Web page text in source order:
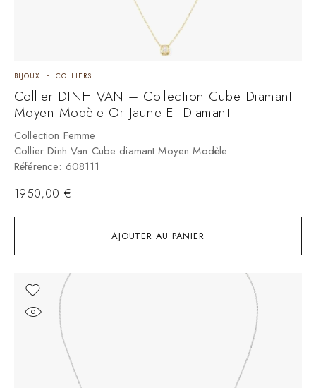
AJOUTER AU PANIER
BIJOUX COLLIERS
Collier DINH VAN – Collection Cube Diamant
Moyen Modèle Or Jaune Et Diamant
Collection Femme
Collier Dinh Van Cube diamant Moyen Modèle
Référence: 608111
1950,00 €